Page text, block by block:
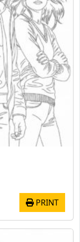
PRINT